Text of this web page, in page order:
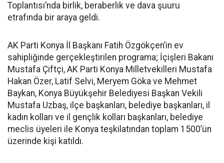
Toplantısı’nda birlik, beraberlik ve dava şuuru
etrafında bir araya geldi.
AK Parti Konya İl Başkanı Fatih Özgökçen’in ev
sahipliğinde gerçekleştirilen programa; İçişleri Bakanı
Mustafa Çiftçi, AK Parti Konya Milletvekilleri Mustafa
Hakan Özer, Latif Selvi, Meryem Göka ve Mehmet
Baykan, Konya Büyükşehir Belediyesi Başkan Vekili
Mustafa Uzbaş, ilçe başkanları, belediye başkanları, il
kadın kolları ve il gençlik kolları başkanları, belediye
meclis üyeleri ile Konya teşkilatından toplam 1500’ün
üzerinde kişi katıldı.